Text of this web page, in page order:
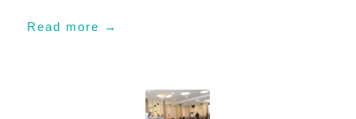
Read more →